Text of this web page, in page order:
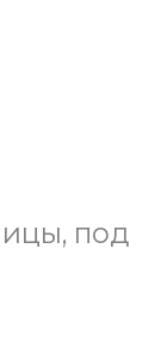
под